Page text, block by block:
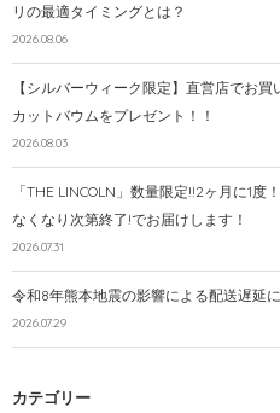
リの最適タイミングとは？
2026.08.06
【シルバーウィーク限定】直営店でお
カットバウムをプレゼント！！
2026.08.03
「THE LINCOLN」数量限定!!2ヶ月に1
なくなり次第終了!でお届けします！
2026.07.31
令和8年熊本地震の影響による配送遅延
2026.07.29
カテゴリー